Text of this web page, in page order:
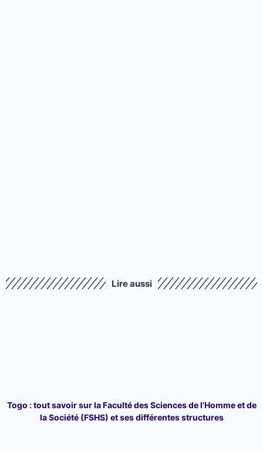
Lire aussi
Togo : tout savoir sur la Faculté des Sciences de l’Homme et de
la Société (FSHS) et ses différentes structures